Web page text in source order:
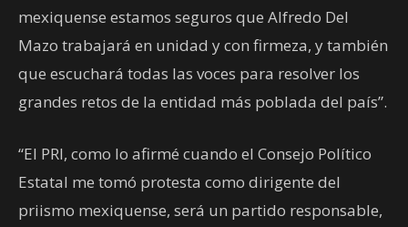
mexiquense estamos seguros que Alfredo Del
Mazo trabajará en unidad y con firmeza, y también
que escuchará todas las voces para resolver los
grandes retos de la entidad más poblada del país”.
“El PRI, como lo afirmé cuando el Consejo Político
Estatal me tomó protesta como dirigente del
priismo mexiquense, será un partido responsable,